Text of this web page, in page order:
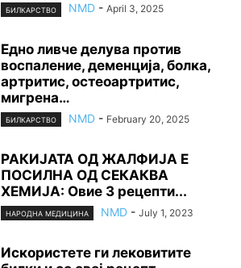
БИЛКАРСТВО NMD - April 3, 2025
Едно ливче делува против
воспаление, деменција, болка,
артритис, остеоартритис,
мигрена…
БИЛКАРСТВО NMD - February 20, 2025
РАКИЈАТА ОД ЖАЛФИЈА Е
ПОСИЛНА ОД СЕКАКВА
ХЕМИЈА: Овие 3 рецепти...
НАРОДНА МЕДИЦИНА NMD - July 1, 2023
Искористете ги лековитите